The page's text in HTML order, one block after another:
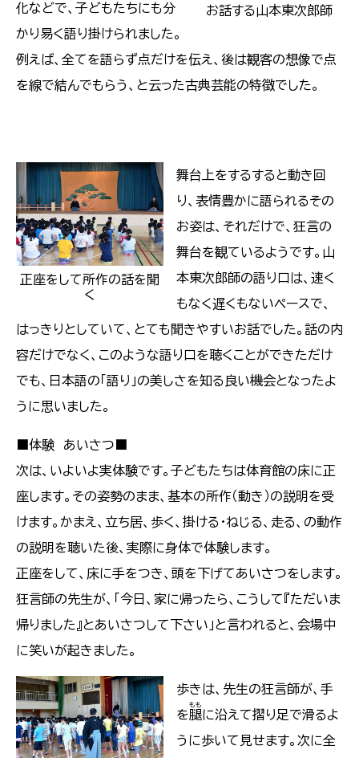
お話する山本東次郎師
化などで、子どもたちにも分
かり易く語り掛けられました。
例えば、全てを語らず点だけを伝え、後は観客の想像で点
を線で結んでもらう、と云った古典芸能の特徴でした。
正座をして所作の話を聞
く
舞台上をするすると動き回
り、表情豊かに語られるその
お姿は、それだけで、狂言の
舞台を観ているようです。山
本東次郎師の語り口は、速く
もなく遅くもないペースで、
はっきりとしていて、とても聞きやすいお話でした。話の内
容だけでなく、このような語り口を聴くことができただけ
でも、日本語の「語り」の美しさを知る良い機会となったよ
うに思いました。
■体験 あいさつ■
次は、いよいよ実体験です。子どもたちは体育館の床に正
座します。その姿勢のまま、基本の所作（動き）の説明を受
けます。かまえ、立ち居、歩く、掛ける・ねじる、走る、の動作
の説明を聴いた後、実際に身体で体験します。
正座をして、床に手をつき、頭を下げてあいさつをします。
狂言師の先生が、「今日、家に帰ったら、こうして『ただいま
帰りました』とあいさつして下さい」と言われると、会場中
に笑いが起きました。
歩きは、先生の狂言師が、手
を腿
もも
に沿えて摺り足で滑るよ
うに歩いて見せます。次に全